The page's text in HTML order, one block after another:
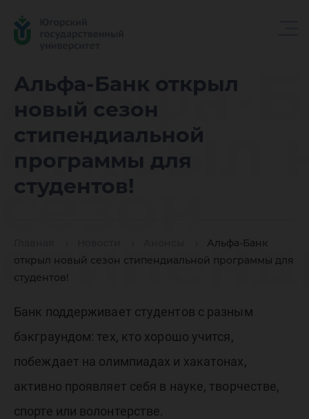
Альфа-Банк открыл
новый сезон
стипендиальной
программы для
студентов!
Альфа-Банк
открыл новый сезон стипендиальной программы для
студентов!
Альфа-
открыл
сезон
Банк поддерживает студентов с разным
бэкграундом: тех, кто хорошо учится,
побеждает на олимпиадах и хакатонах,
активно проявляет себя в науке, творчестве,
спорте или волонтерстве.